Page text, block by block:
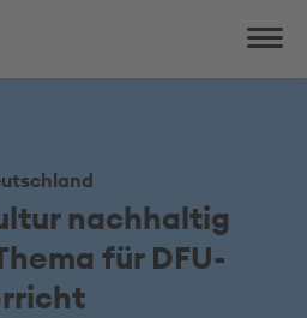
nachhaltig
für DFU-